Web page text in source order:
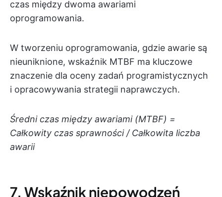
czas między dwoma awariami
oprogramowania.
W tworzeniu oprogramowania, gdzie awarie są
nieuniknione, wskaźnik MTBF ma kluczowe
znaczenie dla oceny zadań programistycznych
i opracowywania strategii naprawczych.
Średni czas między awariami (MTBF) =
Całkowity czas sprawności / Całkowita liczba
awarii
7. Wskaźnik niepowodzeń